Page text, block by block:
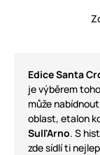
Edice Santa
je výběrem
může
oblast, etalon
Sull'Arno. S
zde sídlí ti